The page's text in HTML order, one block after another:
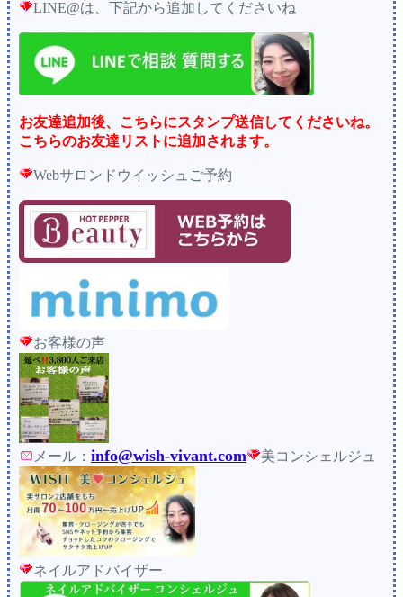
LINE@は、下記から追加してくださいね
お友達追加後、こちらにスタンプ送信してくださいね。
こちらのお友達リストに追加されます。
Webサロンドウイッシュご予約
お客様の声
メール： info@wish-vivant.com 美コンシェルジュ
ネイルアドバイザー